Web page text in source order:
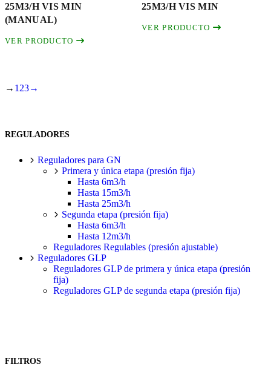
25M3/H VIS MIN
(MANUAL)
VER PRODUCTO
25M3/H VIS MIN
VER PRODUCTO
→ 1 23→
REGULADORES
Reguladores para GN
Primera y única etapa (presión fija)
Hasta 6m3/h
Hasta 15m3/h
Hasta 25m3/h
Segunda etapa (presión fija)
Hasta 6m3/h
Hasta 12m3/h
Reguladores Regulables (presión ajustable)
Reguladores GLP
Reguladores GLP de primera y única etapa (presión
fija)
Reguladores GLP de segunda etapa (presión fija)
FILTROS